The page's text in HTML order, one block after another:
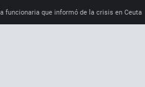
funcionaria que informó de la crisis en Ceuta